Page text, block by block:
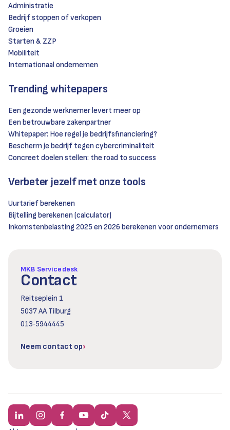
Administratie
Bedrijf stoppen of verkopen
Groeien
Starten & ZZP
Mobiliteit
Internationaal ondernemen
Trending whitepapers
Een gezonde werknemer levert meer op
Een betrouwbare zakenpartner
Whitepaper: Hoe regel je bedrijfsfinanciering?
Bescherm je bedrijf tegen cybercriminaliteit
Concreet doelen stellen: the road to success
Verbeter jezelf met onze tools
Uurtarief berekenen
Bijtelling berekenen (calculator)
Inkomstenbelasting 2025 en 2026 berekenen voor ondernemers
MKB Servicedesk
Contact
Reitseplein 1
5037 AA Tilburg
013‑5944445
Neem contact op